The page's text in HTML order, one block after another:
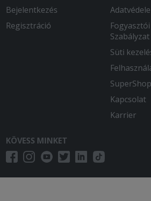
2026-04-11 - Ildikó:
Nagyon friss és finom volt az
Életem egyik legjobb pizzája.
vastag tészta, ízletes feltét.
állag. Kicsit a csípős ízt
A pizza alja nyers, Soha többet
Nagyon finom volt
Hamar megkaptam a
Bejelentkezés
Regisztráció
Szabályzat
Süti
SuperShop
Kapcsolat
Karrier
KÖVESS MINKET